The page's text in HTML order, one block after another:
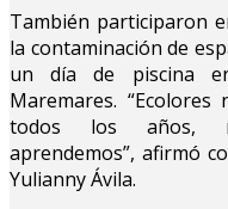
También participaron
la contaminación de
un día de piscina
Maremares.
todos los años,
aprendemos”, afirmó
Yulianny Ávila.